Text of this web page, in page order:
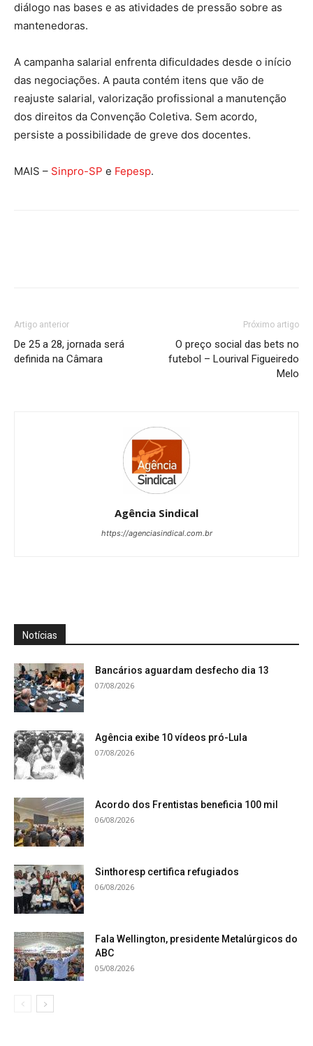
diálogo nas bases e as atividades de pressão sobre as
mantenedoras.
A campanha salarial enfrenta dificuldades desde o início
das negociações. A pauta contém itens que vão de
reajuste salarial, valorização profissional a manutenção
dos direitos da Convenção Coletiva. Sem acordo,
persiste a possibilidade de greve dos docentes.
MAIS – Sinpro-SP e Fepesp.
Artigo anterior
De 25 a 28, jornada será
definida na Câmara
Próximo artigo
O preço social das bets no
futebol – Lourival Figueiredo
Melo
Agência Sindical
https://agenciasindical.com.br
Notícias
Bancários aguardam desfecho dia 13
07/08/2026
Agência exibe 10 vídeos pró-Lula
07/08/2026
Acordo dos Frentistas beneficia 100 mil
06/08/2026
Sinthoresp certifica refugiados
06/08/2026
Fala Wellington, presidente Metalúrgicos do
ABC
05/08/2026